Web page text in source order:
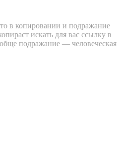
в копировании и подражание
искать для вас ссылку в
подражание — человеческая